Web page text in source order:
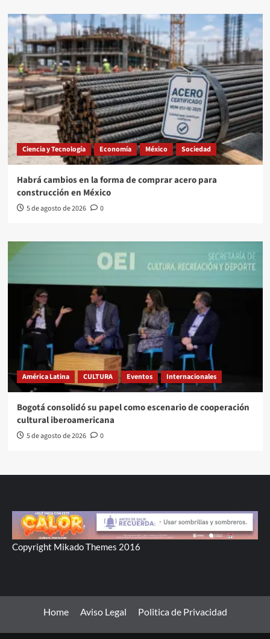
Ciencia y Tecnología Economía México Sociedad
Habrá cambios en la forma de comprar acero para
construcción en México
5 de agosto de 2026 0
América Latina CULTURA Eventos Internacionales
Bogotá consolidó su papel como escenario de cooperación
cultural iberoamericana
5 de agosto de 2026 0
Copyright Mikado Themes 2016
Home Aviso Legal Politica de Privacidad